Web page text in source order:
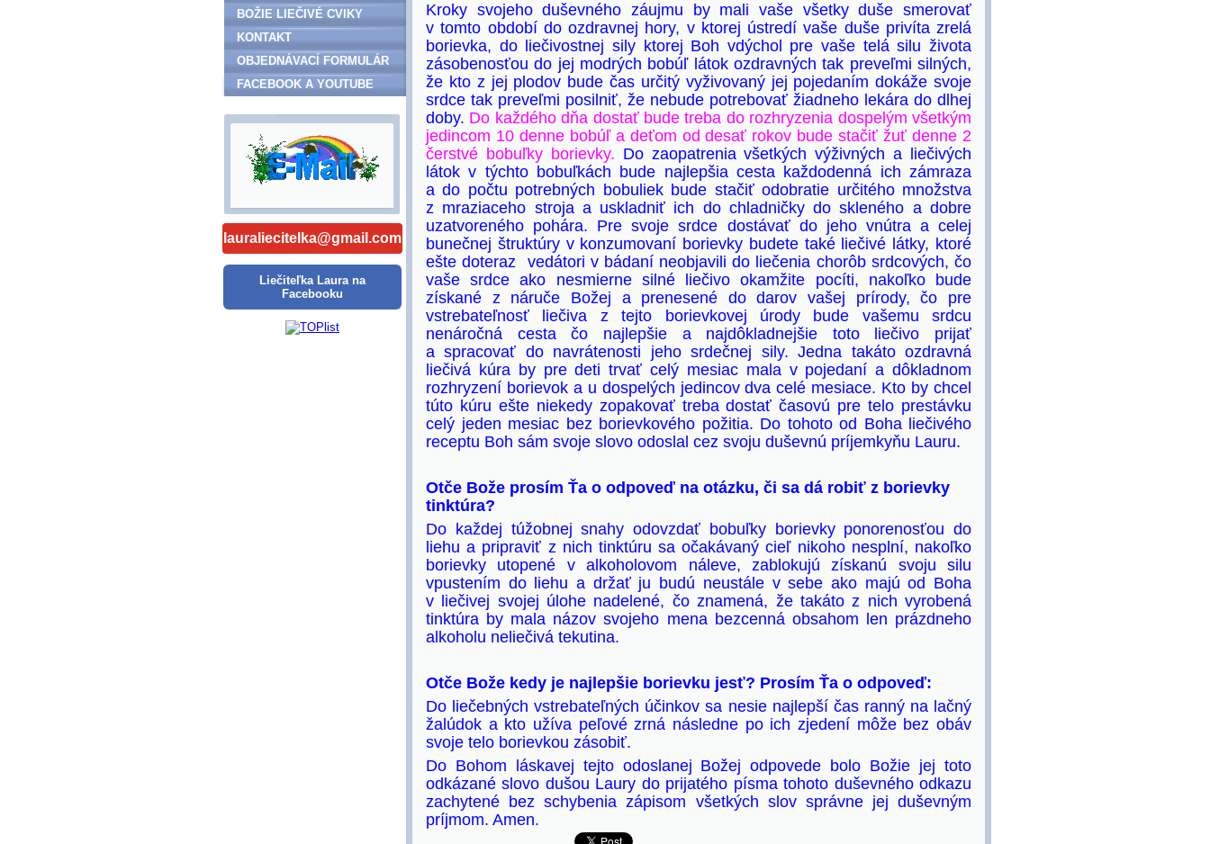
Kroky svojeho duševného záujmu by mali vaše všetky duše smerovať
v tomto období do ozdravnej hory, v ktorej ústredí vaše duše privíta zrelá
borievka, do liečivostnej sily ktorej Boh vdýchol pre vaše telá silu života
zásobenosťou do jej modrých bobúľ látok ozdravných tak preveľmi silných,
že kto z jej plodov bude čas určitý vyživovaný jej pojedaním dokáže svoje
srdce tak preveľmi posilniť, že nebude potrebovať žiadneho lekára do dlhej
doby. Do každého dňa dostať bude treba do rozhryzenia dospelým všetkým
jedincom 10 denne bobúľ a deťom od desať rokov bude stačiť žuť denne 2
čerstvé bobuľky borievky. Do zaopatrenia všetkých výživných a liečivých
látok v týchto bobuľkách bude najlepšia cesta každodenná ich zámraza
a do počtu potrebných bobuliek bude stačiť odobratie určitého množstva
z mraziaceho stroja a uskladniť ich do chladničky do skleného a dobre
uzatvoreného pohára. Pre svoje srdce dostávať do jeho vnútra a celej
bunečnej štruktúry v konzumovaní borievky budete také liečivé látky, ktoré
ešte doteraz vedátori v bádaní neobjavili do liečenia chorôb srdcových, čo
vaše srdce ako nesmierne silné liečivo okamžite pocíti, nakoľko bude
získané z náruče Božej a prenesené do darov vašej prírody, čo pre
vstrebateľnosť liečiva z tejto borievkovej úrody bude vašemu srdcu
nenáročná cesta čo najlepšie a najdôkladnejšie toto liečivo prijať
a spracovať do navrátenosti jeho srdečnej sily. Jedna takáto ozdravná
liečivá kúra by pre deti trvať celý mesiac mala v pojedaní a dôkladnom
rozhryzení borievok a u dospelých jedincov dva celé mesiace. Kto by chcel
túto kúru ešte niekedy zopakovať treba dostať časovú pre telo prestávku
celý jeden mesiac bez borievkového požitia. Do tohoto od Boha liečivého
receptu Boh sám svoje slovo odoslal cez svoju duševnú príjemkyňu Lauru.
Otče Bože prosím Ťa o odpoveď na otázku, či sa dá robiť z borievky
tinktúra?
Do každej túžobnej snahy odovzdať bobuľky borievky ponorenosťou do
liehu a pripraviť z nich tinktúru sa očakávaný cieľ nikoho nesplní, nakoľko
borievky utopené v alkoholovom náleve, zablokujú získanú svoju silu
vpustením do liehu a držať ju budú neustále v sebe ako majú od Boha
v liečivej svojej úlohe nadelené, čo znamená, že takáto z nich vyrobená
tinktúra by mala názov svojeho mena bezcenná obsahom len prázdneho
alkoholu neliečivá tekutina.
Otče Bože kedy je najlepšie borievku jesť? Prosím Ťa o odpoveď:
Do liečebných vstrebateľných účinkov sa nesie najlepší čas ranný na lačný
žalúdok a kto užíva peľové zrná následne po ich zjedení môže bez obáv
svoje telo borievkou zásobiť.
Do Bohom láskavej tejto odoslanej Božej odpovede bolo Božie jej toto
odkázané slovo dušou Laury do prijatého písma tohoto duševného odkazu
zachytené bez schybenia zápisom všetkých slov správne jej duševným
príjmom. Amen.
BOŽIE LIEČIVÉ CVIKY
KONTAKT
OBJEDNÁVACÍ FORMULÁR
FACEBOOK A YOUTUBE
lauraliecitelka@gmail.com
Liečiteľka Laura na
Facebooku